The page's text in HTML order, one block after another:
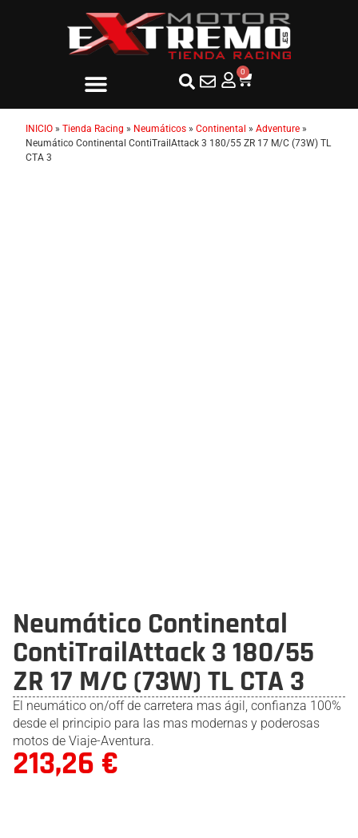
0
INICIO » Tienda Racing » Neumáticos » Continental » Adventure »
Neumático Continental ContiTrailAttack 3 180/55 ZR 17 M/C (73W) TL
CTA 3
Neumático Continental
ContiTrailAttack 3 180/55
ZR 17 M/C (73W) TL CTA 3
El neumático on/off de carretera mas ágil, confianza 100%
desde el principio para las mas modernas y poderosas
motos de Viaje-Aventura.
213,26 €